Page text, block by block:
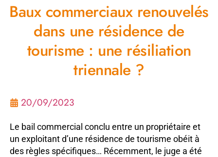
Baux commerciaux renouvelés
dans une résidence de
tourisme : une résiliation
triennale ?
20/09/2023
Le bail commercial conclu entre un propriétaire et
un exploitant d’une résidence de tourisme obéit à
des règles spécifiques… Récemment, le juge a été